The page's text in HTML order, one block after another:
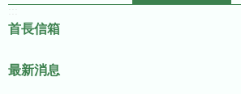
首長信箱
最新消息